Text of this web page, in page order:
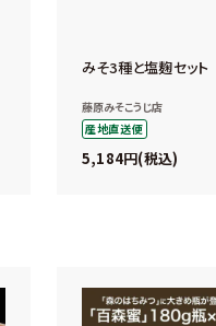
みそ3種と塩麹セット
藤原みそこうじ店
産地直送便
5,184 税込